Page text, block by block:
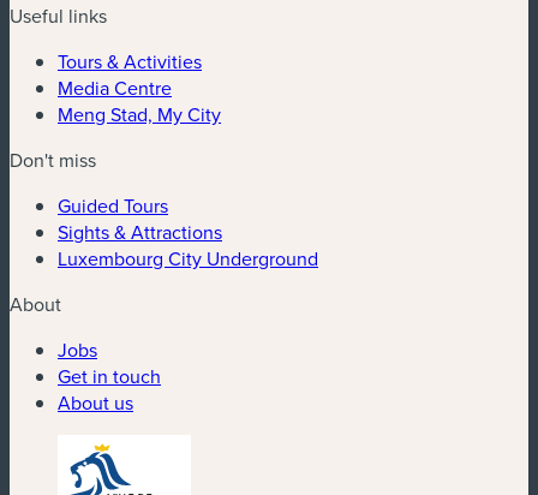
Useful links
Tours & Activities
Media Centre
Meng Stad, My City
Don't miss
Guided Tours
Sights & Attractions
Luxembourg City Underground
About
Jobs
Get in touch
About us